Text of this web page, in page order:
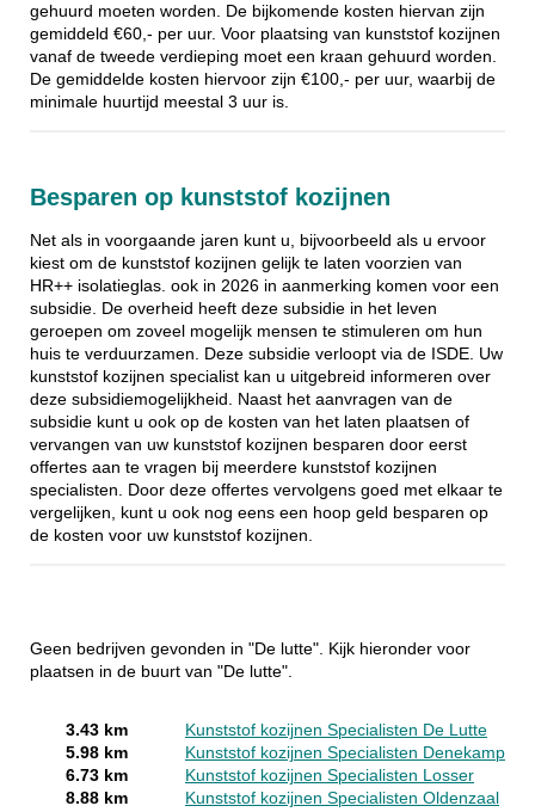
gehuurd moeten worden. De bijkomende kosten hiervan zijn
gemiddeld €60,- per uur. Voor plaatsing van kunststof kozijnen
vanaf de tweede verdieping moet een kraan gehuurd worden.
De gemiddelde kosten hiervoor zijn €100,- per uur, waarbij de
minimale huurtijd meestal 3 uur is.
Besparen op kunststof kozijnen
Net als in voorgaande jaren kunt u, bijvoorbeeld als u ervoor
kiest om de kunststof kozijnen gelijk te laten voorzien van
HR++ isolatieglas. ook in 2026 in aanmerking komen voor een
subsidie. De overheid heeft deze subsidie in het leven
geroepen om zoveel mogelijk mensen te stimuleren om hun
huis te verduurzamen. Deze subsidie verloopt via de ISDE. Uw
kunststof kozijnen specialist kan u uitgebreid informeren over
deze subsidiemogelijkheid. Naast het aanvragen van de
subsidie kunt u ook op de kosten van het laten plaatsen of
vervangen van uw kunststof kozijnen besparen door eerst
offertes aan te vragen bij meerdere kunststof kozijnen
specialisten. Door deze offertes vervolgens goed met elkaar te
vergelijken, kunt u ook nog eens een hoop geld besparen op
de kosten voor uw kunststof kozijnen.
Geen bedrijven gevonden in "De lutte". Kijk hieronder voor
plaatsen in de buurt van "De lutte".
3.43 km
Kunststof kozijnen Specialisten De Lutte
5.98 km
Kunststof kozijnen Specialisten Denekamp
6.73 km
Kunststof kozijnen Specialisten Losser
8.88 km
Kunststof kozijnen Specialisten Oldenzaal